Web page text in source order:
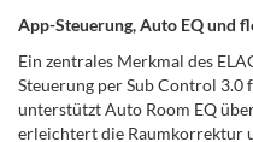
App-Steuerung, Auto EQ und
Ein zentrales Merkmal des
Steuerung per Sub Control
unterstützt Auto Room EQ
erleichtert die Raumkorrektur